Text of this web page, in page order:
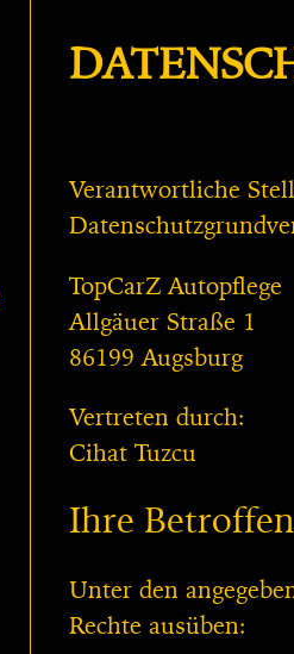
Verantwortliche
TopCarZ Autopflege
Allgäuer Straße 1
86199 Augsburg
Vertreten durch:
Cihat Tuzcu
Ihre
Unter den
Rechte ausüben: